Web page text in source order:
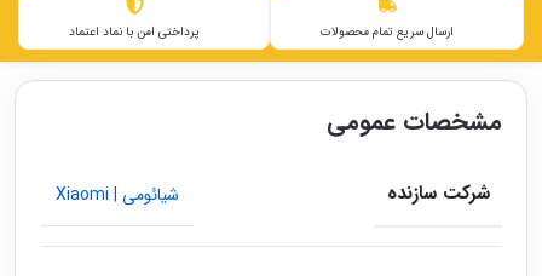
ارسال سریع تمام محصولات پرداختی امن با نماد اعتماد
مشخصات عمومی
شرکت سازنده شیائومی | Xiaomi